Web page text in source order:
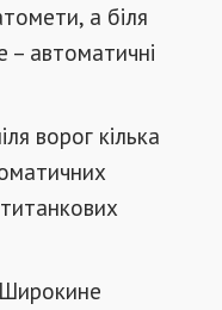
а біля
– автоматичні
ворог кілька